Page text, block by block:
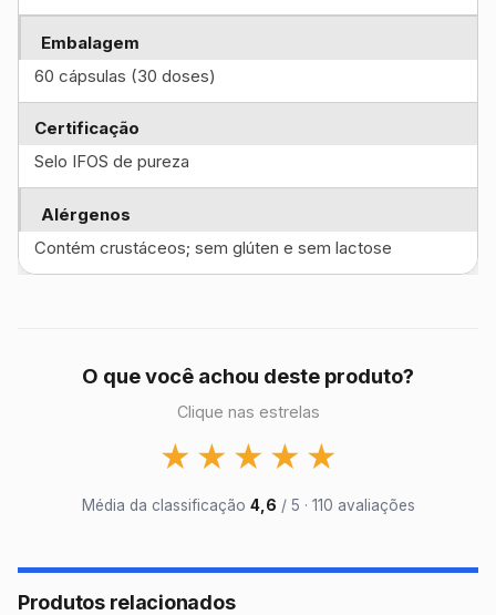
Embalagem
60 cápsulas (30 doses)
Certificação
Selo IFOS de pureza
Alérgenos
Contém crustáceos; sem glúten e sem lactose
O que você achou deste produto?
Clique nas estrelas
★ ★ ★ ★ ★
Média da classificação 4,6 / 5 · 110 avaliações
Produtos relacionados